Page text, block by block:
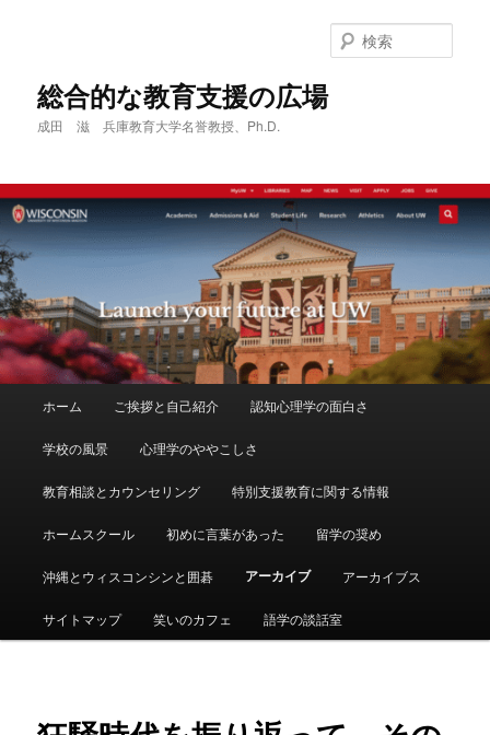
へ
移
動
総合的な教育支援の広場
成田 滋 兵庫教育大学名誉教授、Ph.D.
索
ホーム ご挨拶と自己紹介 認知心理学の面白さ
学校の風景 心理学のややこしさ
教育相談とカウンセリング 特別支援教育に関する情報
ホームスクール 初めに言葉があった 留学の奨め
沖縄とウィスコンシンと囲碁 アーカイブ アーカイブス
サイトマップ 笑いのカフェ 語学の談話室